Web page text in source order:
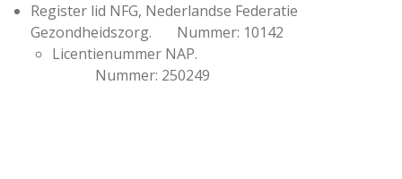
Register lid NFG, Nederlandse Federatie
Gezondheidszorg. Nummer: 10142
Licentienummer NAP.
Nummer: 250249